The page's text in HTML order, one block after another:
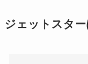
ジェットスタ